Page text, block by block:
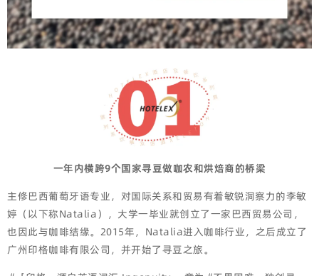
一年内横跨9个国家寻豆做咖农和烘焙商的桥梁
主修巴西葡萄牙语专业，对国际关系和贸易有着敏锐洞察力的李敏
婷（以下称Natalia），大学一毕业就创立了一家巴西贸易公司，
也因此与咖啡结缘。2015年，Natalia进入咖啡行业，之后成立了
广州印格咖啡有限公司，并开始了寻豆之旅。